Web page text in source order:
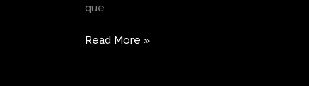
que
Read More »